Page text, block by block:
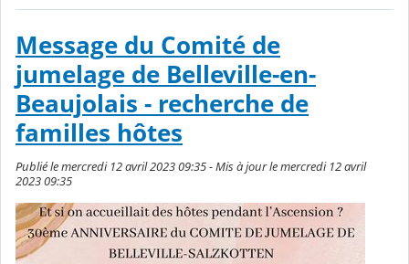
Message du Comité de
jumelage de Belleville-en-
Beaujolais - recherche de
familles hôtes
Publié le mercredi 12 avril 2023 09:35 - Mis à jour le mercredi 12 avril
2023 09:35